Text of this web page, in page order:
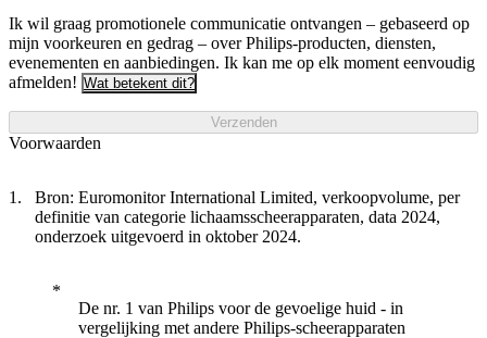
Ik wil graag promotionele communicatie ontvangen – gebaseerd op
mijn voorkeuren en gedrag – over Philips-producten, diensten,
evenementen en aanbiedingen. Ik kan me op elk moment eenvoudig
afmelden! Wat betekent dit?
Verzenden
Voorwaarden
Bron: Euromonitor International Limited, verkoopvolume, per
definitie van categorie lichaamsscheerapparaten, data 2024,
onderzoek uitgevoerd in oktober 2024.
De nr. 1 van Philips voor de gevoelige huid - in
vergelijking met andere Philips-scheerapparaten